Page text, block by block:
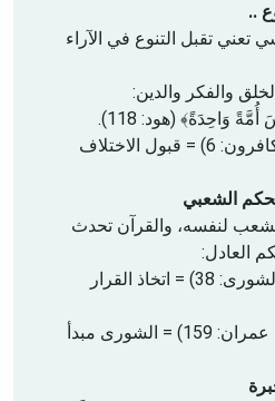
..
تعني تقبل التنوع في الآراء
والفكر والدين:
وَاحِدَةً﴾ (هود: 118).
﴿لَكُمْ دِينُكُمْ وَلِيَ دِينِ﴾ (الكافرون: 6) = قبول الاختلاف
الشعبي
لنفسه، والقرآن تحدث
العادل:
﴿وَأَمْرُهُمْ شُورَىٰ بَيْنَهُمْ﴾ (الشورى: 38) = اتخاذ القرار
﴿وَشَاوِرْهُمْ فِي الْأَمْرِ﴾ (آل عمران: 159) = الشورى مبدأ